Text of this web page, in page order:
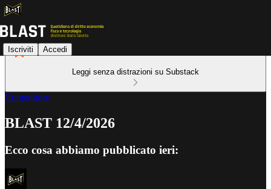
Iscriviti Accedi
Leggi senza distrazioni su Substack
Contenitore
BLAST 12/4/2026
Ecco cosa abbiamo pubblicato ieri: